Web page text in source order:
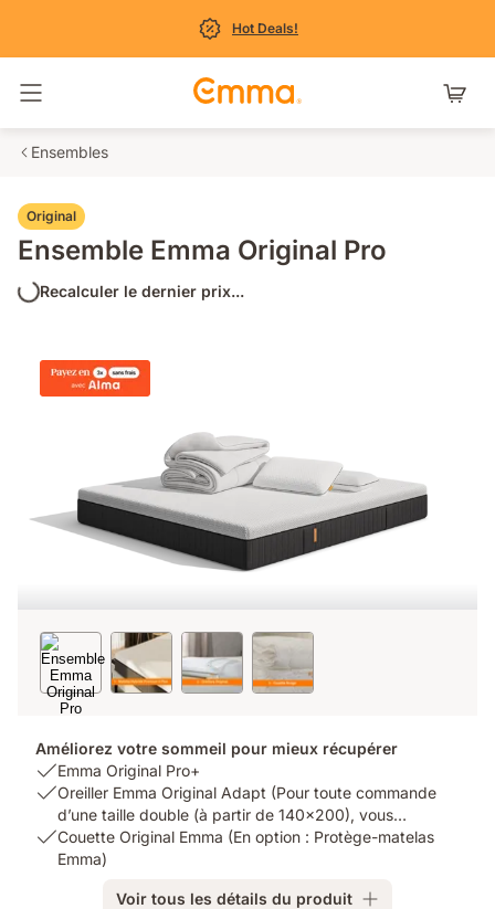
Hot Deals!
Basculer la navigation
Ensembles
Original
Ensemble Emma Original Pro
Recalculer le dernier prix...
Améliorez votre sommeil pour mieux récupérer
USP
1:
Emma
Original
Pro+
Emma Original Pro+
USP
Oreiller
Emma
Oreiller Emma Original Adapt (Pour toute commande
d’une taille double (à partir de 140x200), vous
obtiendrez 2 oreillers.)
USPCouette Original Emma (En option : Protège-matelas
Emma)
Voir tous les détails du produit